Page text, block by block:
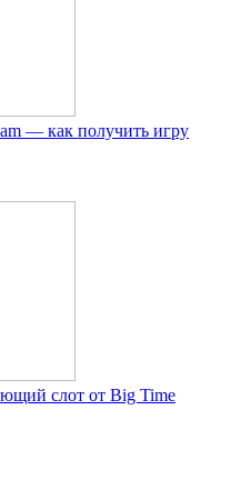
— как получить игру
слот от Big Time